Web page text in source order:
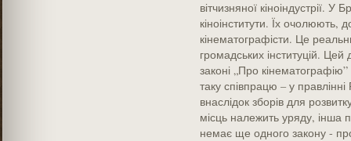
вітчизняної кіноіндустрії. У
кіноінститути. Їх очолюють,
кінематографісти. Це
громадських інституцій.
законі „Про
таку співпрацю – у
внаслідок зборів для
місць належить уряду, інша
немає ще одного закону -